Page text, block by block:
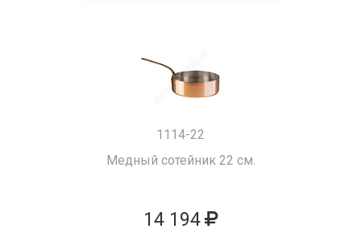
1114-22
Медный сотейник 22 см.
14 194